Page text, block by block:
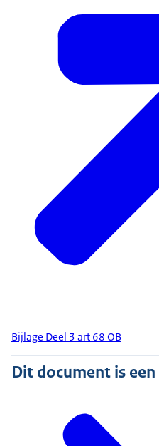
Bijlage Deel 3 art 68 OB
Dit document is